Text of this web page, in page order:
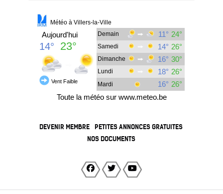
DEVENIR MEMBRE
PETITES ANNONCES GRATUITES
NOS DOCUMENTS